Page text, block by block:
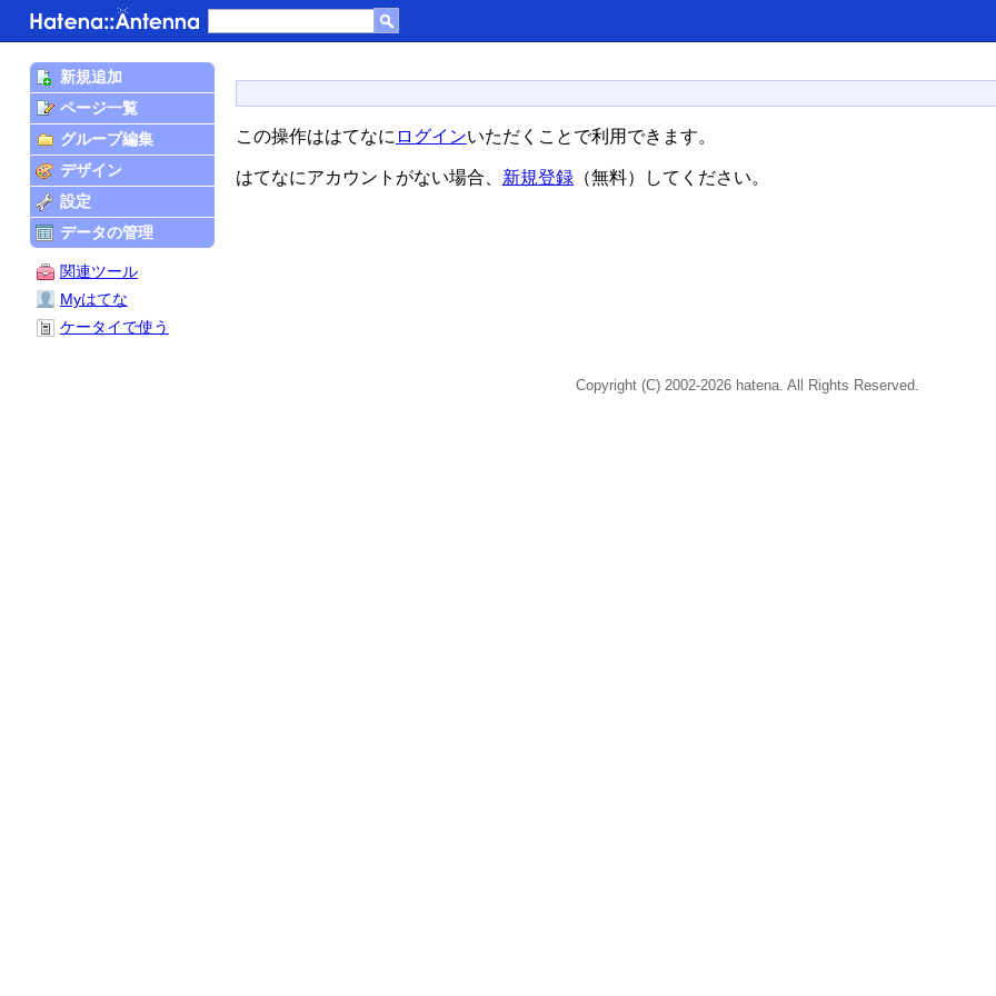
この操作ははてなに ログインいただくことで利用できます。
はてなにアカウントがない場合、 新規登録（無料）してください。
新規追加
ページ一覧
グループ編集
デザイン
設定
データの管理
関連ツール
Myはてな
ケータイで使う
Copyright (C) 2002-2026 hatena. All Rights Reserved.